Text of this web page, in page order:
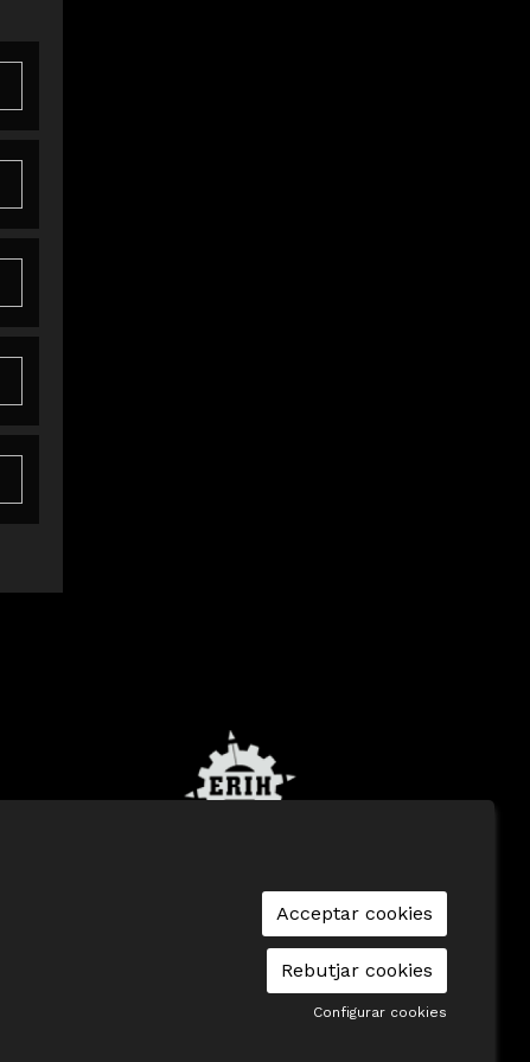
Acceptar cookies
Rebutjar cookies
Configurar cookies